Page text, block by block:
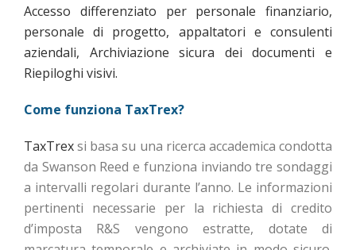
Accesso differenziato per personale finanziario,
personale di progetto, appaltatori e consulenti
aziendali, Archiviazione sicura dei documenti e
Riepiloghi visivi.
Come funziona TaxTrex?
TaxTrexsi basa su una ricerca accademica condotta
da Swanson Reed e funziona inviando tre sondaggi
a intervalli regolari durante l’anno. Le informazioni
pertinenti necessarie per la richiesta di credito
d’imposta R&S vengono estratte, dotate di